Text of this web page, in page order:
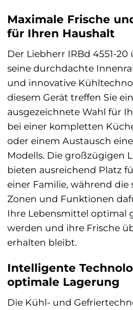
Maximale Frische
für Ihren Haushalt
Der Liebherr IRBd 4551-
seine durchdachte
und innovative
diesem Gerät treffen Sie
ausgezeichnete Wahl für
bei einer kompletten
oder einem Austausch
Modells. Die großzügigen
bieten ausreichend Platz
einer Familie, während die
Zonen und Funktionen
Ihre Lebensmittel optimal
werden und ihre Frische
erhalten bleibt.
Intelligente
optimale Lagerung
Die Kühl- und